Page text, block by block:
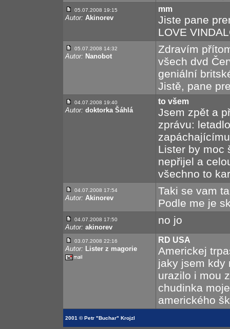
05.07.2008 19:15
Autor: Akinorev
mm
Jiste pane
LOVE
05.07.2008 14:32
Autor: Nanobot
Zdravím
všech dvd
geniální
Jistě, pane
04.07.2008 19:40
Autor: doktorka Šáhlá
to všem
Jsem zpět a
zprávu:
Lister by moc
nepřijel a
všechno to
04.07.2008 17:54
Autor: Akinorev
Taki se vam
Podle me je
04.07.2008 17:50
Autor: akinorev
no jo
03.07.2008 22:16
Autor: Lister z magorie
RD USA
Americkej
jaky jsem kdy
urazilo i mou
chudinka
amerického
2001 © Petr "Buchar" Krojzl